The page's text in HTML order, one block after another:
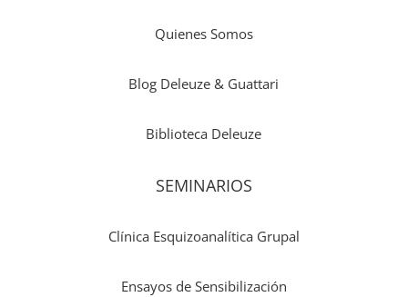
Quienes Somos
Blog Deleuze & Guattari
Biblioteca Deleuze
SEMINARIOS
Clínica Esquizoanalítica Grupal
Ensayos de Sensibilización